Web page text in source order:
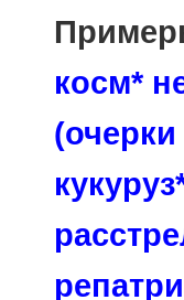
косм*